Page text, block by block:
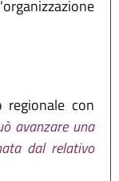
regionale con
avanzare una
dal relativo